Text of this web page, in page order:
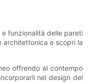
funzionalità delle pareti
architettonica e scopri la
offrendo al contempo
nel design del